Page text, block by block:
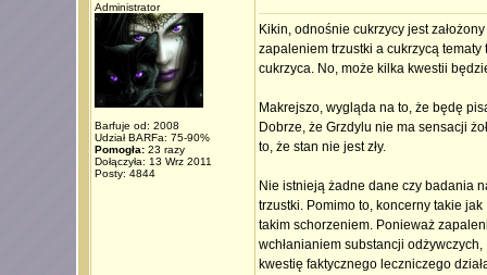
Administrator
Barfuje od: 2008
Udział BARFa: 75-90%
Pomogła:23 razy
Dołączyła: 13 Wrz 2011
Posty: 4844
Kikin, odnośnie cukrzycy jest
zapaleniem trzustki a cukrzycą
cukrzyca. No, może kilka kwestii
Makrejszo, wygląda na to, że będę
Dobrze, że Grzdylu nie ma sensacji
to, że stan nie jest zły.
Nie istnieją żadne dane czy badania
trzustki. Pomimo to, koncerny takie
takim schorzeniem. Ponieważ
wchłanianiem substancji
kwestię faktycznego leczniczego